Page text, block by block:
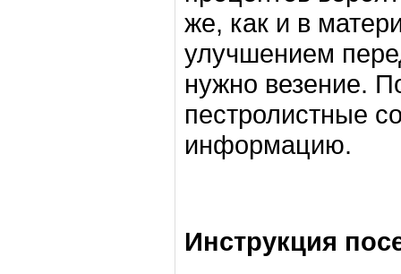
же, как и в
улучшением
нужно везение.
пестролистные
информацию.
Инструкция